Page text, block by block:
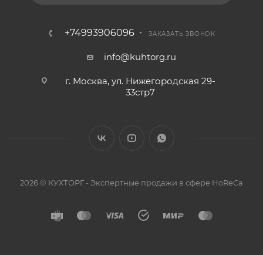
+74993906096 ЗАКАЗАТЬ ЗВОНОК
info@kuhtorg.ru
г. Москва, ул. Нижегородская 29-
33стр7
2026 © КУХТОРГ - Экспертные продажи в сфере HoReCa